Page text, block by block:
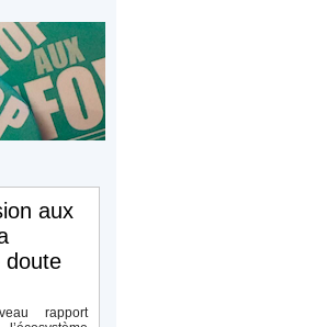
aux
doute
rapport